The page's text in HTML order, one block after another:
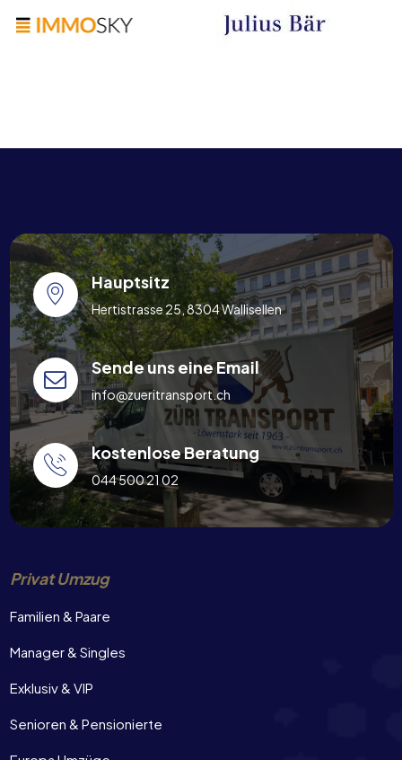
Hauptsitz
Hertistrasse 25, 8304 Wallisellen
Sende uns eine Email
info@zueritransport.ch
kostenlose Beratung
044 500 21 02
Privat Umzug
Familien & Paare
Manager & Singles
Exklusiv & VIP
Senioren & Pensionierte